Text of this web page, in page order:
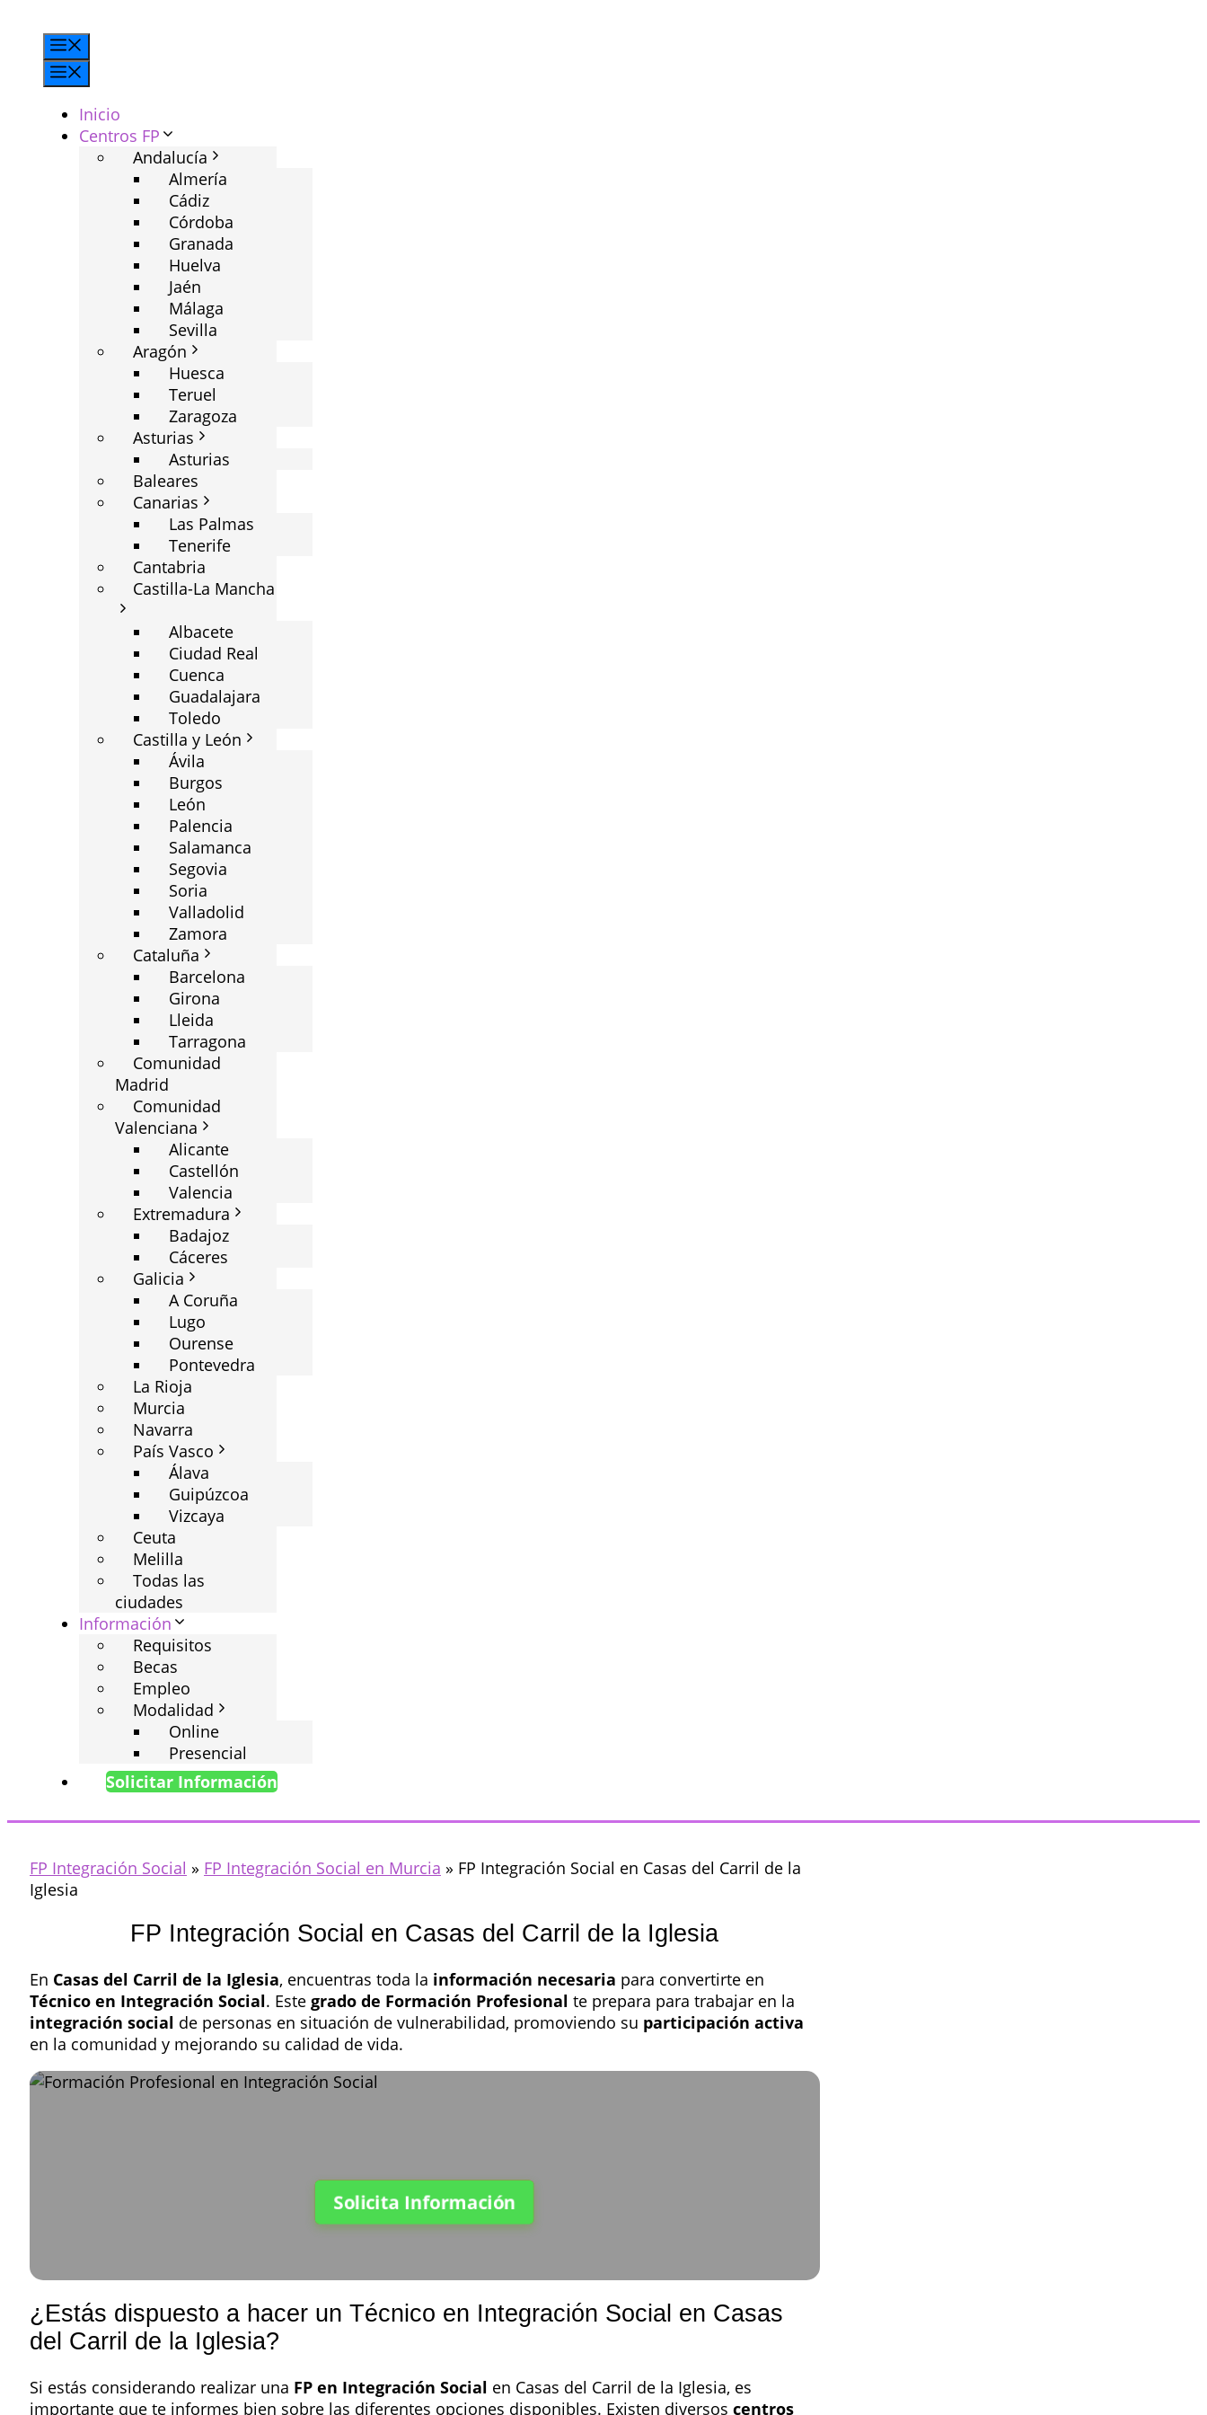
contenido
Inicio
Centros FP
Andalucía
Almería
Cádiz
Córdoba
Granada
Huelva
Jaén
Málaga
Sevilla
Aragón
Huesca
Teruel
Zaragoza
Asturias
Asturias
Baleares
Canarias
Las Palmas
Tenerife
Cantabria
Castilla-La Mancha
Albacete
Ciudad Real
Cuenca
Guadalajara
Toledo
Castilla y León
Ávila
Burgos
León
Palencia
Salamanca
Segovia
Soria
Valladolid
Zamora
Cataluña
Barcelona
Girona
Lleida
Tarragona
Comunidad
Madrid
Comunidad
Valenciana
Alicante
Castellón
Valencia
Extremadura
Badajoz
Cáceres
Galicia
A Coruña
Lugo
Ourense
Pontevedra
La Rioja
Murcia
Navarra
País Vasco
Álava
Guipúzcoa
Vizcaya
Ceuta
Melilla
Todas las
ciudades
Información
Requisitos
Becas
Empleo
Modalidad
Online
Presencial
Solicitar Información
FP Integración Social » FP Integración Social en Murcia » FP Integración Social en Casas del Carril de la
Iglesia
FP Integración Social en Casas del Carril de la Iglesia
En Casas del Carril de la Iglesia, encuentras toda la información necesaria para convertirte en
Técnico en Integración Social. Este grado de Formación Profesional te prepara para trabajar en la
integración social de personas en situación de vulnerabilidad, promoviendo su participación activa
en la comunidad y mejorando su calidad de vida.
Solicita Información
¿Estás dispuesto a hacer un Técnico en Integración Social en Casas
del Carril de la Iglesia?
Si estás considerando realizar una FP en Integración Social en Casas del Carril de la Iglesia, es
importante que te informes bien sobre las diferentes opciones disponibles. Existen diversos centros